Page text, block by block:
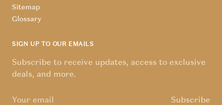
Sitemap
Glossary
SIGN UP TO OUR EMAILS
Subscribe to receive updates, access to exclusive
deals, and more.
Subscribe